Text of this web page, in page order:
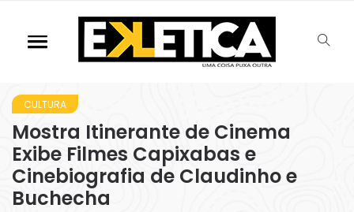
CULTURA
Mostra Itinerante de Cinema
Exibe Filmes Capixabas e
Cinebiografia de Claudinho e
Buchecha